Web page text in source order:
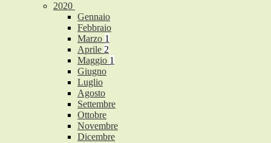
2020
Gennaio
Febbraio
Marzo 1
Aprile 2
Maggio 1
Giugno
Luglio
Agosto
Settembre
Ottobre
Novembre
Dicembre